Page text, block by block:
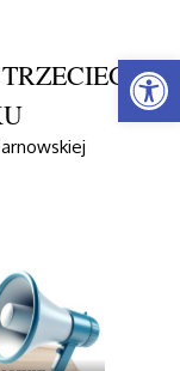
Noc”